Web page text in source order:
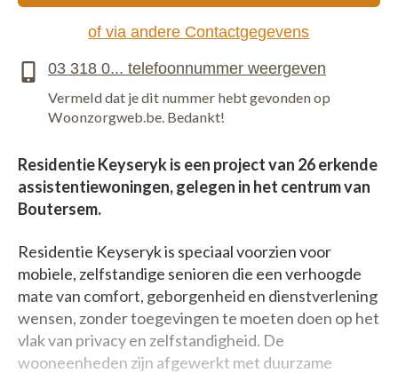
Residentie Keyseryk is een project van 26 erkende
assistentiewoningen, gelegen in het centrum van
Boutersem.
Residentie Keyseryk is speciaal voorzien voor
mobiele, zelfstandige senioren die een verhoogde
mate van comfort, geborgenheid en dienstverlening
wensen, zonder toegevingen te moeten doen op het
vlak van privacy en zelfstandigheid. De
wooneenheden zijn afgewerkt met duurzame
of via andere Contactgegevens
Vermeld dat je dit nummer hebt gevonden op
Woonzorgweb.be. Bedankt!